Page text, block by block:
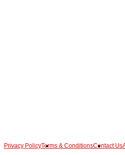
Contact Us
Terms & Conditions
Privacy Policy